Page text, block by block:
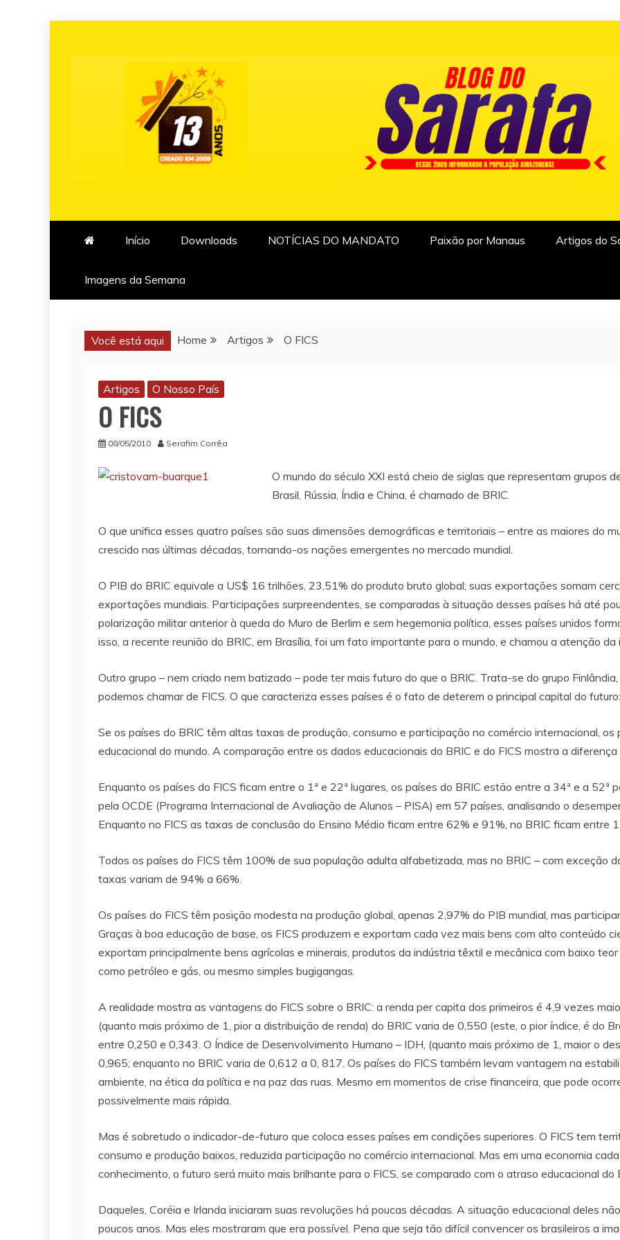
Início Downloads NOTÍCIAS DO MANDATO Paixão por Manaus Artigos do
Imagens da Semana
Você está aqui Home Artigos O FICS
Artigos O Nosso País
O FICS
08/05/2010 Serafim Corrêa
O mundo do século XXI está cheio de siglas que representam grupos
Brasil, Rússia, Índia e China, é chamado de BRIC.
O que unifica esses quatro países são suas dimensões demográficas e territoriais – entre as maiores do
crescido nas últimas décadas, tornando-os nações emergentes no mercado mundial.
O PIB do BRIC equivale a US$ 16 trilhões, 23,51% do produto bruto global; suas exportações somam
exportações mundiais. Participações surpreendentes, se comparadas à situação desses países há até
polarização militar anterior à queda do Muro de Berlim e sem hegemonia política, esses países unidos
isso, a recente reunião do BRIC, em Brasília, foi um fato importante para o mundo, e chamou a atenção
Outro grupo – nem criado nem batizado – pode ter mais futuro do que o BRIC. Trata-se do grupo Finlândia,
podemos chamar de FICS. O que caracteriza esses países é o fato de deterem o principal capital do
Se os países do BRIC têm altas taxas de produção, consumo e participação no comércio internacional,
educacional do mundo. A comparação entre os dados educacionais do BRIC e do FICS mostra a
Enquanto os países do FICS ficam entre o 1ª e 22ª lugares, os países do BRIC estão entre a 34ª e a 52ª
pela OCDE (Programa Internacional de Avaliação de Alunos – PISA) em 57 países, analisando o
Enquanto no FICS as taxas de conclusão do Ensino Médio ficam entre 62% e 91%, no BRIC ficam entre
Todos os países do FICS têm 100% de sua população adulta alfabetizada, mas no BRIC – com exceção
taxas variam de 94% a 66%.
Os países do FICS têm posição modesta na produção global, apenas 2,97% do PIB mundial, mas
Graças à boa educação de base, os FICS produzem e exportam cada vez mais bens com alto conteúdo
exportam principalmente bens agrícolas e minerais, produtos da indústria têxtil e mecânica com baixo
como petróleo e gás, ou mesmo simples bugigangas.
A realidade mostra as vantagens do FICS sobre o BRIC: a renda per capita dos primeiros é 4,9 vezes
(quanto mais próximo de 1, pior a distribuição de renda) do BRIC varia de 0,550 (este, o pior índice, é do
entre 0,250 e 0,343. O Índice de Desenvolvimento Humano – IDH, (quanto mais próximo de 1, maior o
0,965; enquanto no BRIC varia de 0,612 a 0, 817. Os países do FICS também levam vantagem na
ambiente, na ética da política e na paz das ruas. Mesmo em momentos de crise financeira, que pode
possivelmente mais rápida.
Mas é sobretudo o indicador-de-futuro que coloca esses países em condições superiores. O FICS tem
consumo e produção baixos, reduzida participação no comércio internacional. Mas em uma economia
conhecimento, o futuro será muito mais brilhante para o FICS, se comparado com o atraso educacional do
Daqueles, Coréia e Irlanda iniciaram suas revoluções há poucas décadas. A situação educacional deles
poucos anos. Mas eles mostraram que era possível. Pena que seja tão difícil convencer os brasileiros a